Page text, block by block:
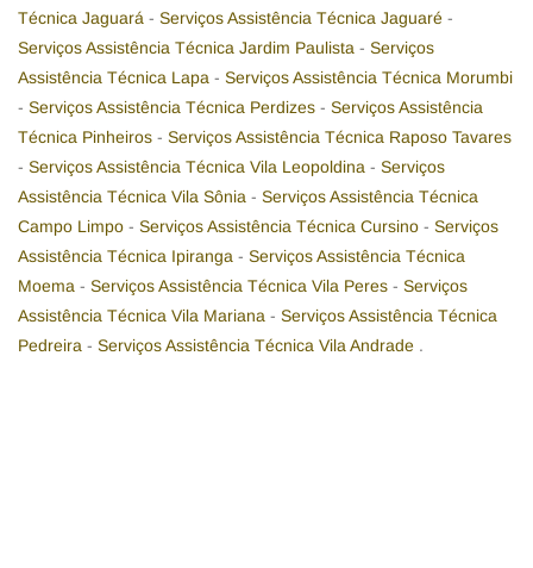
Técnica Jaguará - Serviços Assistência Técnica Jaguaré -
Serviços Assistência Técnica Jardim Paulista - Serviços
Assistência Técnica Lapa - Serviços Assistência Técnica Morumbi
- Serviços Assistência Técnica Perdizes - Serviços Assistência
Técnica Pinheiros - Serviços Assistência Técnica Raposo Tavares
- Serviços Assistência Técnica Vila Leopoldina - Serviços
Assistência Técnica Vila Sônia - Serviços Assistência Técnica
Campo Limpo - Serviços Assistência Técnica Cursino - Serviços
Assistência Técnica Ipiranga - Serviços Assistência Técnica
Moema - Serviços Assistência Técnica Vila Peres - Serviços
Assistência Técnica Vila Mariana - Serviços Assistência Técnica
Pedreira - Serviços Assistência Técnica Vila Andrade .